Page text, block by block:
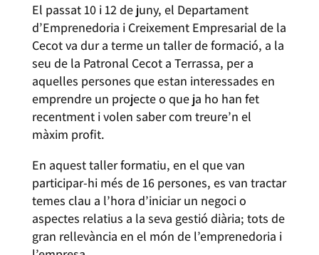
El passat 10 i 12 de juny, el Departament
d’Emprenedoria i Creixement Empresarial de la
Cecot va dur a terme un taller de formació, a la
seu de la Patronal Cecot a Terrassa, per a
aquelles persones que estan interessades en
emprendre un projecte o que ja ho han fet
recentment i volen saber com treure’n el
màxim profit.
En aquest taller formatiu, en el que van
participar-hi més de 16 persones, es van tractar
temes clau a l’hora d’iniciar un negoci o
aspectes relatius a la seva gestió diària; tots de
gran rellevància en el món de l’emprenedoria i